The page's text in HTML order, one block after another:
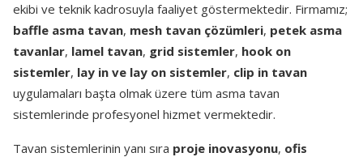
ekibi ve teknik kadrosuyla faaliyet göstermektedir. Firmamız;
baffle asma tavan, mesh tavan çözümleri, petek asma
tavanlar, lamel tavan, grid sistemler, hook on
sistemler, lay in ve lay on sistemler, clip in tavan
uygulamaları başta olmak üzere tüm asma tavan
sistemlerinde profesyonel hizmet vermektedir.
Tavan sistemlerinin yanı sıra proje inovasyonu, ofis